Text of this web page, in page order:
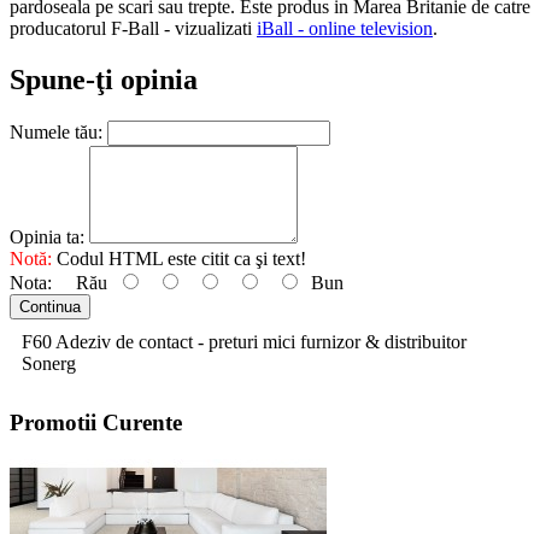
pardoseala pe scari sau trepte. Este produs in Marea Britanie de catre
producatorul F-Ball - vizualizati iBall - online television.
Spune-ţi opinia
Numele tău:
Opinia ta:
Notă: Codul HTML este citit ca şi text!
Nota: Rău Bun
Continua
F60 Adeziv de contact - preturi mici furnizor & distribuitor
Sonerg
Promotii Curente